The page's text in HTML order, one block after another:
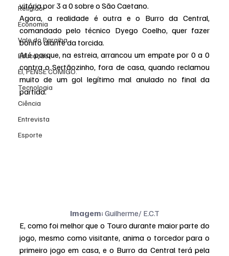
Religião
Economia
Vale do Paraiba
Educação
EI, PENSE COMIGO.
Tecnologia
Ciência
Entrevista
Esporte
vitória por 3 a 0 sobre o São Caetano.
Agora, a realidade é outra e o Burro da Central,
comandado pelo técnico Dyego Coelho, quer fazer
bonito diante da torcida.
Até porque, na estreia, arrancou um empate por 0 a 0
contra o Sertãozinho, fora de casa, quando reclamou
muito de um gol legítimo mal anulado no final da
partida.
Imagem: Guilherme/ E.C.T
E, como foi melhor que o Touro durante maior parte do
jogo, mesmo como visitante, anima o torcedor para o
primeiro jogo em casa, e o Burro da Central terá pela